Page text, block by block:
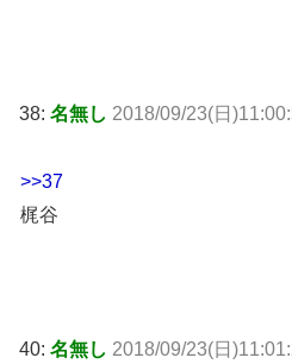
38: 名無し 2018/09/23(日
>>37
梶谷
40: 名無し 2018/09/23(日